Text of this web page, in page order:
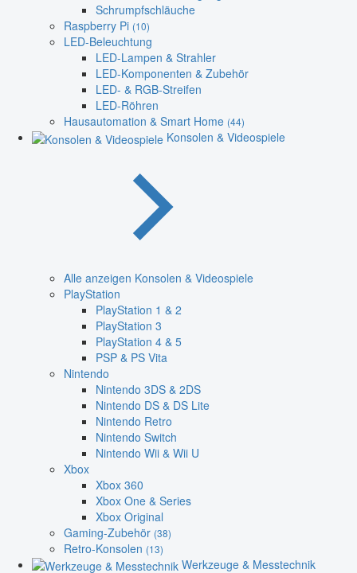
Schrumpfschläuche
Raspberry Pi (10)
LED-Beleuchtung
LED-Lampen & Strahler
LED-Komponenten & Zubehör
LED- & RGB-Streifen
LED-Röhren
Hausautomation & Smart Home (44)
Konsolen & Videospiele
Alle anzeigen Konsolen & Videospiele
PlayStation
PlayStation 1 & 2
PlayStation 3
PlayStation 4 & 5
PSP & PS Vita
Nintendo
Nintendo 3DS & 2DS
Nintendo DS & DS Lite
Nintendo Retro
Nintendo Switch
Nintendo Wii & Wii U
Xbox
Xbox 360
Xbox One & Series
Xbox Original
Gaming-Zubehör (38)
Retro-Konsolen (13)
Werkzeuge & Messtechnik